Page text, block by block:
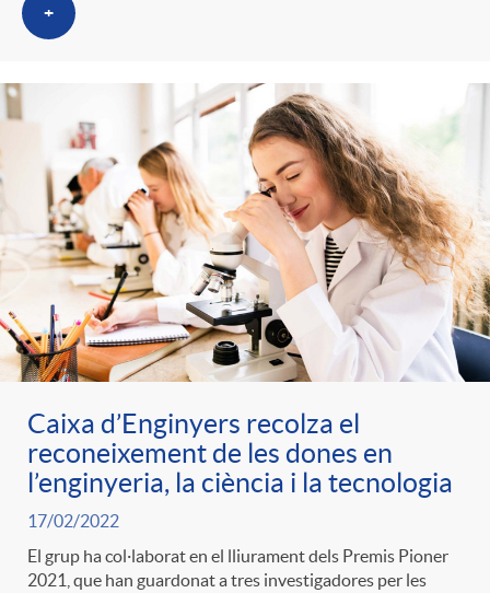
+
Caixa d’Enginyers recolza el
reconeixement de les dones en
l’enginyeria, la ciència i la tecnologia
17/02/2022
El grup ha col·laborat en el lliurament dels Premis Pioner
2021, que han guardonat a tres investigadores per les